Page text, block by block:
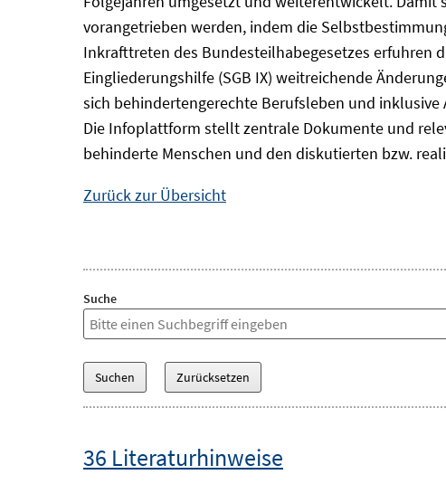
vorangetrieben werden, indem die
Inkrafttreten des Bundesteilhabegesetzes erfuhren
Eingliederungshilfe (SGB IX) weitreichende
sich behindertengerechte Berufsleben und
Die Infoplattform stellt zentrale Dokumente und
behinderte Menschen und den diskutierten bzw.
Zurück zur Übersicht
Suche
36 Literaturhinweise